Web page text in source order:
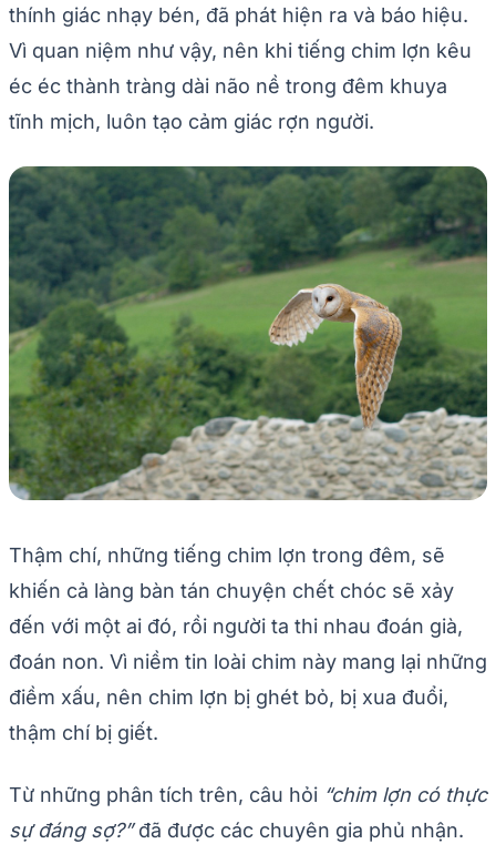
thính giác nhạy bén, đã phát hiện ra và báo hiệu.
Vì quan niệm như vậy, nên khi tiếng chim lợn kêu
éc éc thành tràng dài não nề trong đêm khuya
tĩnh mịch, luôn tạo cảm giác rợn người.
Thậm chí, những tiếng chim lợn trong đêm, sẽ
khiến cả làng bàn tán chuyện chết chóc sẽ xảy
đến với một ai đó, rồi người ta thi nhau đoán già,
đoán non. Vì niềm tin loài chim này mang lại những
điềm xấu, nên chim lợn bị ghét bỏ, bị xua đuổi,
thậm chí bị giết.
Từ những phân tích trên, câu hỏi “chim lợn có thực
sự đáng sợ?”đã được các chuyên gia phủ nhận.